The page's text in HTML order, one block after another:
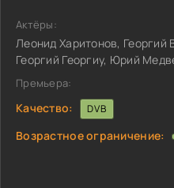
Актёры:
Леонид Харитонов, Георгий
Георгий Георгиу, Юрий
Премьера:
Качество: DVB
Возрастное ограничение: